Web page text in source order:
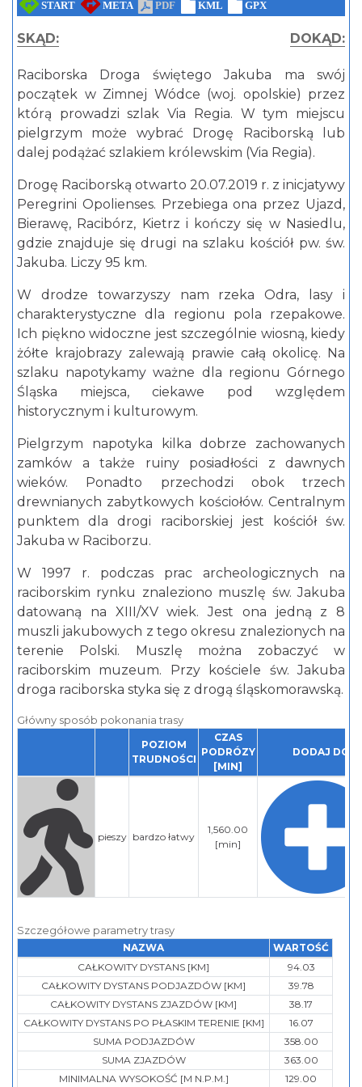
SKĄD: DOKĄD:
Raciborska Droga świętego Jakuba ma swój
początek w Zimnej Wódce (woj. opolskie) przez
którą prowadzi szlak Via Regia. W tym miejscu
pielgrzym może wybrać Drogę Raciborską lub
dalej podążać szlakiem królewskim (Via Regia).
Drogę Raciborską otwarto 20.07.2019 r. z inicjatywy
Peregrini Opolienses. Przebiega ona przez Ujazd,
Bierawę, Racibórz, Kietrz i kończy się w Nasiedlu,
gdzie znajduje się drugi na szlaku kościół pw. św.
Jakuba. Liczy 95 km.
W drodze towarzyszy nam rzeka Odra, lasy i
charakterystyczne dla regionu pola rzepakowe.
Ich piękno widoczne jest szczególnie wiosną, kiedy
żółte krajobrazy zalewają prawie całą okolicę. Na
szlaku napotykamy ważne dla regionu Górnego
Śląska miejsca, ciekawe pod względem
historycznym i kulturowym.
Pielgrzym napotyka kilka dobrze zachowanych
zamków a także ruiny posiadłości z dawnych
wieków. Ponadto przechodzi obok trzech
drewnianych zabytkowych kościołów. Centralnym
punktem dla drogi raciborskiej jest kościół św.
Jakuba w Raciborzu.
W 1997 r. podczas prac archeologicznych na
raciborskim rynku znaleziono muszlę św. Jakuba
datowaną na XIII/XV wiek. Jest ona jedną z 8
muszli jakubowych z tego okresu znalezionych na
terenie Polski. Muszlę można zobaczyć w
raciborskim muzeum. Przy kościele św. Jakuba
droga raciborska styka się z drogą śląskomorawską.
Główny sposób pokonania trasy
POZIOM
TRUDNOŚCI
CZAS
PODRÓZY
[MIN]
DODAJ DO
pieszy bardzo łatwy
1,560.00
[min]
Szczegółowe parametry trasy
NAZWA
WARTOŚĆ
CAŁKOWITY DYSTANS [KM]
94.03
CAŁKOWITY DYSTANS PODJAZDÓW [KM]
39.78
CAŁKOWITY DYSTANS ZJAZDÓW [KM]
38.17
CAŁKOWITY DYSTANS PO PŁASKIM TERENIE [KM]
16.07
SUMA PODJAZDÓW
358.00
SUMA ZJAZDÓW
363.00
MINIMALNA WYSOKOŚĆ [M N.P.M.]
129.00